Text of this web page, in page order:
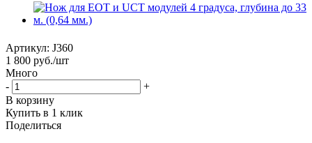
Артикул: J360
1 800 руб./шт
Много
-
+
В корзину
Купить в 1 клик
Поделиться